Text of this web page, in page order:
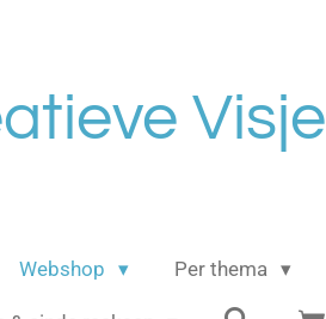
Visje
Webshop Per thema